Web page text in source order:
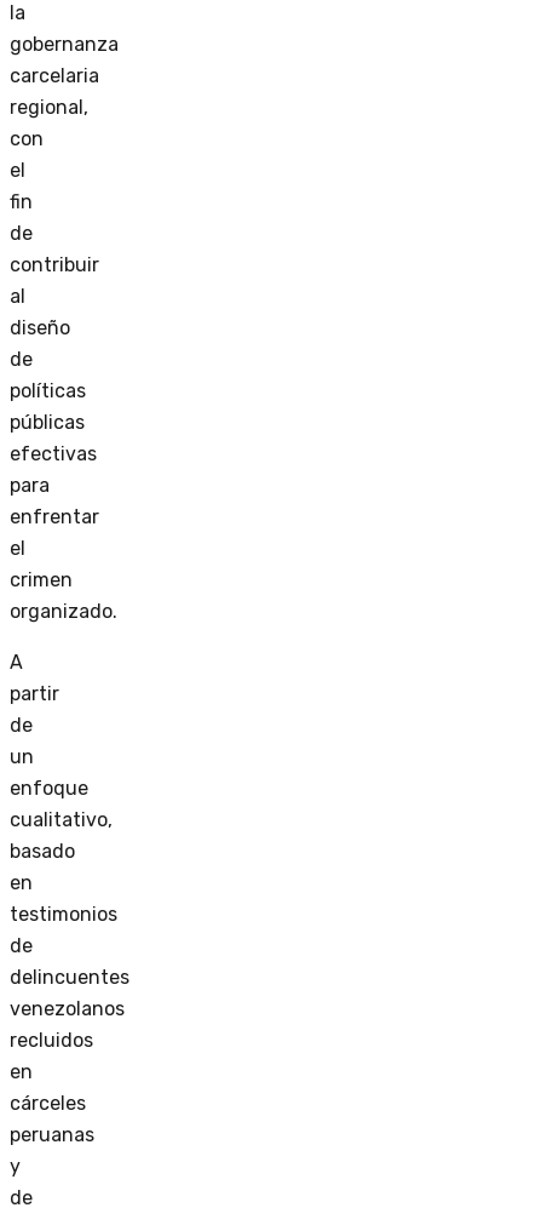
la
gobernanza
carcelaria
regional,
con
el
fin
de
contribuir
al
diseño
de
políticas
públicas
efectivas
para
enfrentar
el
crimen
organizado.
A
partir
de
un
enfoque
cualitativo,
basado
en
testimonios
de
delincuentes
venezolanos
recluidos
en
cárceles
peruanas
y
de